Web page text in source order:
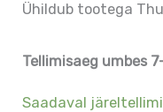
Ühildub tootega
Tellimisaeg umbes
Saadaval